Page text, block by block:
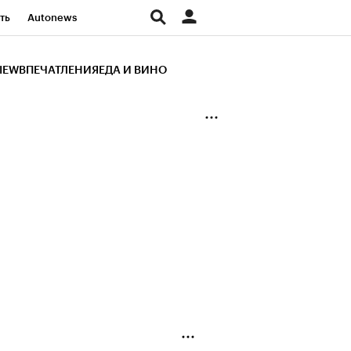
Autonews
ВПЕЧАТЛЕНИЯ ЕДА И ВИНО